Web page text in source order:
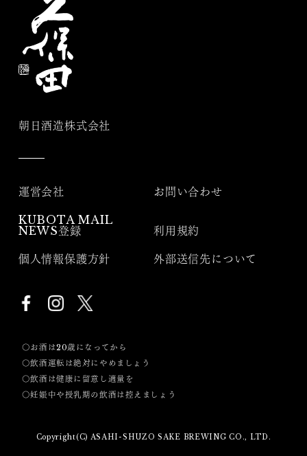
朝日酒造株式会社
運営会社 お問い合わせ
KUBOTA MAIL
NEWS登録
利用規約
個人情報保護方針 外部送信先について
〇お酒は20歳になってから
〇飲酒運転は絶対にやめましょう
〇飲酒は健康に留意し適量を
〇妊娠中や授乳期の飲酒は控えましょう
Copyright(C) ASAHI-SHUZO SAKE BREWING CO., LTD.